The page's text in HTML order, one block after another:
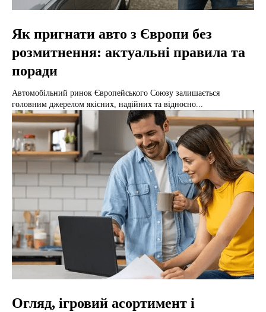
Як пригнати авто з Європи без
розмитнення: актуальні правила та
поради
Автомобільний ринок Європейського Союзу залишається
головним джерелом якісних, надійних та відносно...
Огляд, ігровий асортимент і